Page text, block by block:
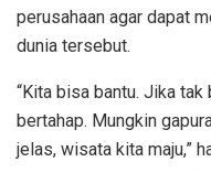
perusahaan agar dapat
dunia tersebut.
“Kita bisa bantu. Jika
bertahap. Mungkin
jelas, wisata kita maju,”